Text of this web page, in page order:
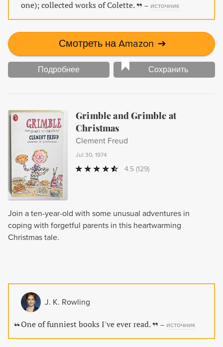
one); collected works of Colette.
– источник
Смотреть на Amazon ➔
Подробнее Сохранить
Grimble and Grimble at
Christmas
Clement Freud
Jul 30, 1974
4.5 (129)
Join a ten-year-old with some unusual adventures in
coping with forgetful parents in this heartwarming
Christmas tale.
J. K. Rowling
One of funniest books I've ever read. – источник